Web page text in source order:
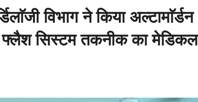
विभाग ने किया अल्टामाॅर्डन
फ्लैश सिस्टम तकनीक का मेडिकल